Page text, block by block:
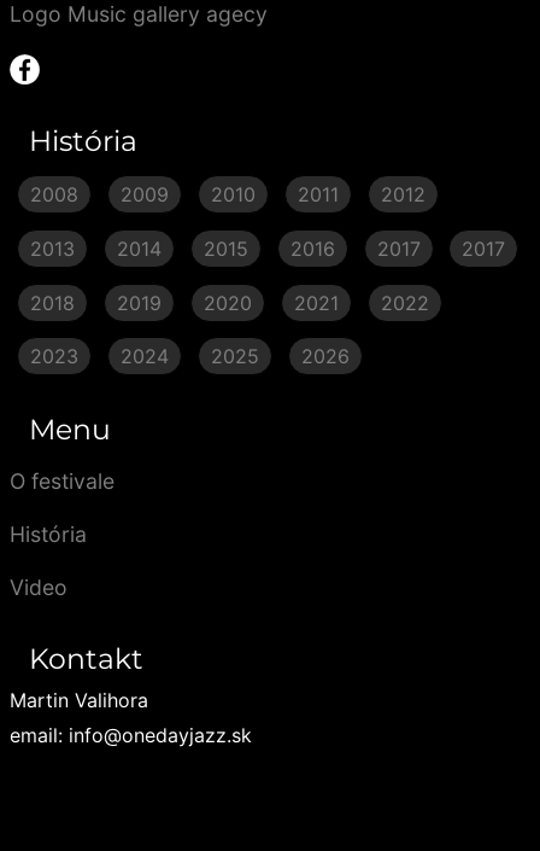
Logo Music gallery agecy
História
2008 2009 2010 2011 2012
2013 2014 2015 2016 2017 2017
2018 2019 2020 2021 2022
2023 2024 2025 2026
Menu
O festivale
História
Video
Kontakt
Martin Valihora
email: info@onedayjazz.sk